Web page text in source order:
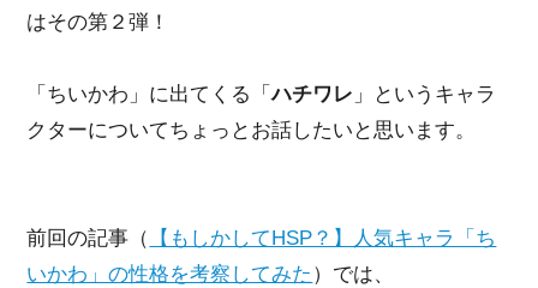
はその第２弾！
「ちいかわ」に出てくる「ハチワレ 」というキャラ
クターについてちょっとお話したいと思います。
前回の記事（
【もしかしてHSP？】人気キャラ「ち
いかわ」の性格を考察してみた ）では、